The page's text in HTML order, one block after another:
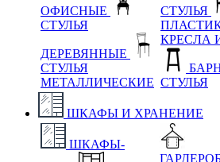
ОФИСНЫЕ
СТУЛЬЯ
ДЕРЕВЯННЫЕ
СТУЛЬЯ
МЕТАЛЛИЧЕСКИЕ
СТУЛЬЯ
КРЕСЛА
СТУЛЬЯ
ШКАФЫ И ХРАНЕНИЕ
ШКАФЫ-